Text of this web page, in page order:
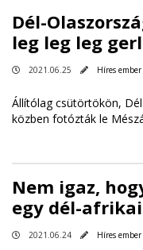
Dél-
leg leg leg
2021.06.25 Híres ember
Állítólag csütörtökön,
közben fotózták le
Nem igaz,
egy dél-
2021.06.24 Híres ember